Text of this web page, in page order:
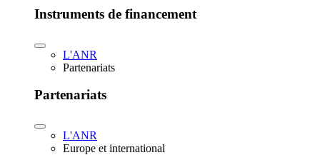
Instruments de financement
L'ANR
Partenariats
Partenariats
L'ANR
Europe et international